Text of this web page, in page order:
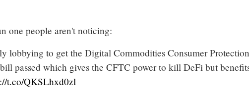
one people aren't noticing:
lobbying to get the Digital Commodities Consumer
passed which gives the CFTC power to kill DeFi but
t.co/QKSLhxd0zl